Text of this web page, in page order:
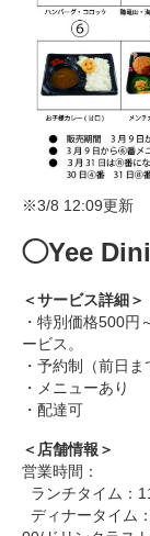
※3/8 12:09更新
◯Yee
＜サービス詳細＞
・特別価格500円
ービス。
・予約制（前日ま
・メニューあり
・配達可
＜店舗情報＞
営業時間：
ランチタイム：
ディナータイム：